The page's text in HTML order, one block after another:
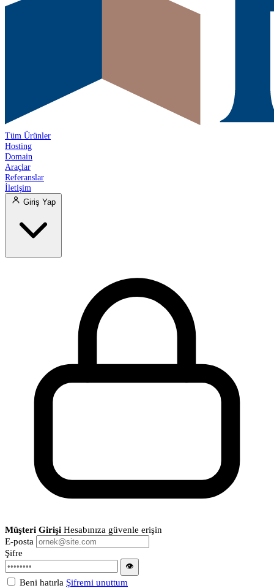
Tüm Ürünler
Hosting
Domain
Araçlar
Referanslar
İletişim
Giriş Yap
Müşteri Girişi Hesabınıza güvenle erişin
E-posta
Şifre
👁
Beni hatırla Şifremi unuttum